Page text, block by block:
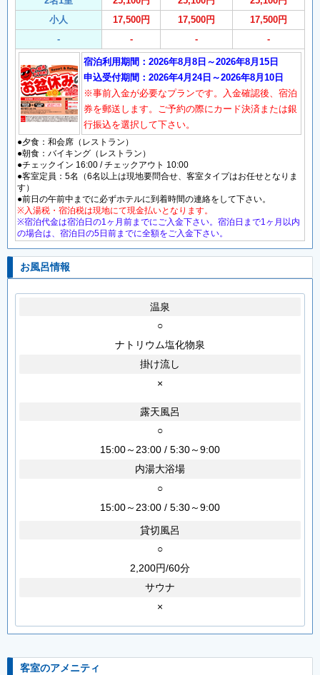
小人
17,500円 17,500円
17,500円
-
- - -
宿泊利用期間：2026年8月8日～2026年8月15日
申込受付期間：2026年4月24日～2026年8月10日
※事前入金が必要なプランです。入金確認後、宿泊
券を郵送します。ご予約の際にカード決済または銀
行振込を選択して下さい。
●夕食：和会席（レストラン）
●朝食：バイキング（レストラン）
●チェックイン 16:00 / チェックアウト 10:00
●客室定員：5名（6名以上は現地要問合せ、客室タイプはお任せとなりま
す）
●前日の午前中までに必ずホテルに到着時間の連絡をして下さい。
※入湯税・宿泊税は現地にて現金払いとなります。
※宿泊代金は宿泊日の1ヶ月前までにご入金下さい。宿泊日まで1ヶ月以内
の場合は、宿泊日の5日前までに全額をご入金下さい。
お風呂情報
温泉
○
ナトリウム塩化物泉
掛け流し
×
露天風呂
○
15:00～23:00 / 5:30～9:00
内湯大浴場
○
15:00～23:00 / 5:30～9:00
貸切風呂
○
2,200円/60分
サウナ
×
客室のアメニティ